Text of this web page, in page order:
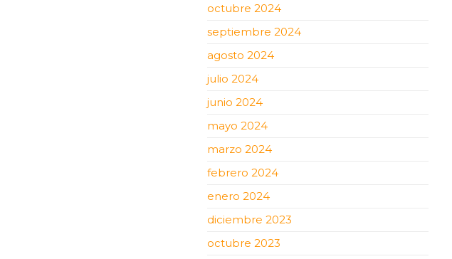
octubre 2024
septiembre 2024
agosto 2024
julio 2024
junio 2024
mayo 2024
marzo 2024
febrero 2024
enero 2024
diciembre 2023
octubre 2023